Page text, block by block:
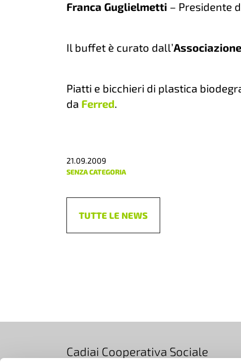
Franca Guglielmetti – Presidente
Il buffet è curato dall’
Piatti e bicchieri di plastica
da Ferred.
21.09.2009
SENZA CATEGORIA
TUTTE LE NEWS
Cadiai Cooperativa Sociale